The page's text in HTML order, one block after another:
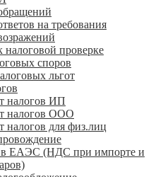
на требования
налоговой проверке
споров
льгот
налогов ИП
налогов ООО
налогов для физ.лиц
ЕАЭС (НДС при импорте и